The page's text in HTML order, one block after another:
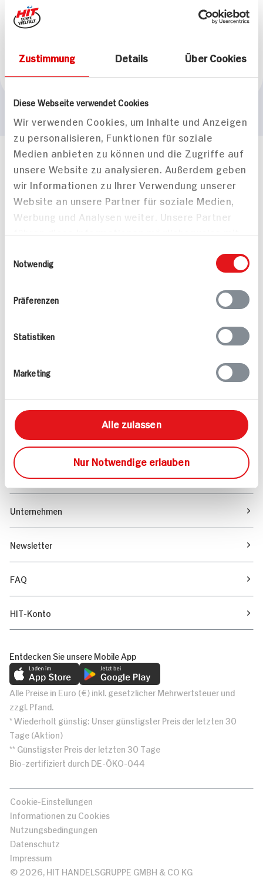
Zustimmung Details Über Cookies
Diese Webseite verwendet Cookies
Wir verwenden Cookies, um Inhalte und Anzeigen
zu personalisieren, Funktionen für soziale
Medien anbieten zu können und die Zugriffe auf
unsere Website zu analysieren. Außerdem geben
wir Informationen zu Ihrer Verwendung unserer
Website an unsere Partner für soziale Medien,
Werbung und Analysen weiter. Unsere Partner
bereitgestellt haben oder die sie im Rahmen
Notwendig
Präferenzen
Statistiken
Marketing
Alle zulassen
Nur Notwendige erlauben
Mehr Informationen in unserem FAQ
kontakt
hit.de
Wir beantworten gerne Ihre Fragen
(0228) 42967 0
Folgen Sie uns auf TikTok
Angebote & Coupons
Rezepte
Sortiment
Marktfinder
Unser Magazin
Verantwortung & Nachhaltigkeit
Unternehmen
Newsletter
FAQ
HIT-Konto
Entdecken Sie unsere Mobile App
Alle Preise in Euro (€) inkl. gesetzlicher Mehrwertsteuer und
zzgl. Pfand.
* Wiederholt günstig: Unser günstigster Preis der letzten 30
Tage (Aktion)
** Günstigster Preis der letzten 30 Tage
Bio-zertifiziert durch DE-ÖKO-044
Cookie-Einstellungen
Informationen zu Cookies
Nutzungsbedingungen
Datenschutz
Impressum
© 2026, HIT HANDELSGRUPPE GMBH & CO KG